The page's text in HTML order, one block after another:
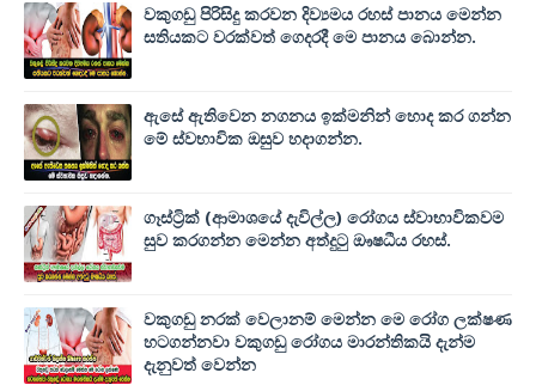
වකුගඩු පිරිසිදු කරවන දිව්‍යමය රහස් පානය මෙන්න
සතියකට වරක්වත් ගෙදරදී මෙ පානය බොන්න.
ඇසේ ඇතිවෙන නගනය ඉක්මනින් හොද කර ගන්න
මේ ස්වභාවික ඔසුව හදාගන්න.
ගෑස්ට්‍රික් (ආමාශයේ දැවිල්ල) රෝගය ස්වාභාවිකවම
සුව කරගන්න මෙන්න අත්දුටු ඖෂධීය රහස්.
වකුගඩු නරක් වෙලානම් මෙන්න මෙ රෝග ලක්ෂණ
හටගන්නවා වකුගඩු රෝගය මාරන්තිකයි දැන්ම
දැනුවත් වෙන්න